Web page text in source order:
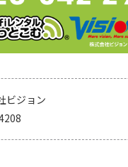
ビジョン